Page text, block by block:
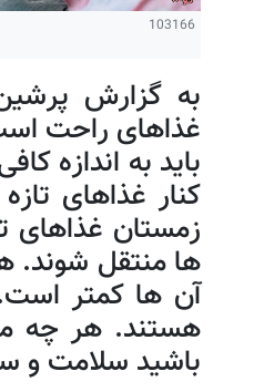
103166
به گزارش
غذاهای راحت
باید به اندازه
کنار غذاهای
زمستان غذاهای
ها منتقل شوند.
آن ها کمتر
هستند. هر چه
باشید سلامت و